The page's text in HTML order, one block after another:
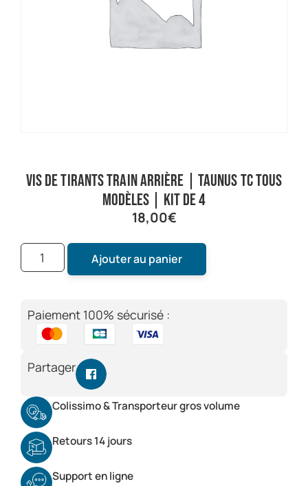
Vis de tirants train arrière | Taunus TC tous
modèles | Kit de 4
18,00€
Ajouter au panier
Paiement 100% sécurisé :
Partager
Colissimo & Transporteur gros volume
Retours 14 jours
Support en ligne